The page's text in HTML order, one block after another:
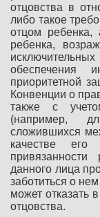
отцовства в
либо такое
отцом ребенка,
ребенка,
обеспечения
приоритетной
Конвенции о
также с
(например,
сложившихся
качестве его
данного лица
заботиться о
может отказать
отцовства.